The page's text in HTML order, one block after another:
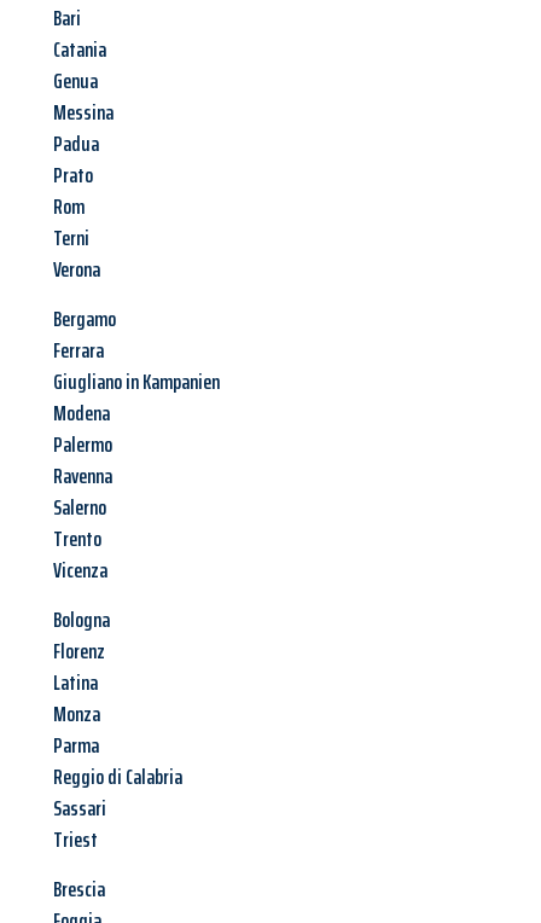
Bari
Catania
Genua
Messina
Padua
Prato
Rom
Terni
Verona
Bergamo
Ferrara
Giugliano in Kampanien
Modena
Palermo
Ravenna
Salerno
Trento
Vicenza
Bologna
Florenz
Latina
Monza
Parma
Reggio di Calabria
Sassari
Triest
Brescia